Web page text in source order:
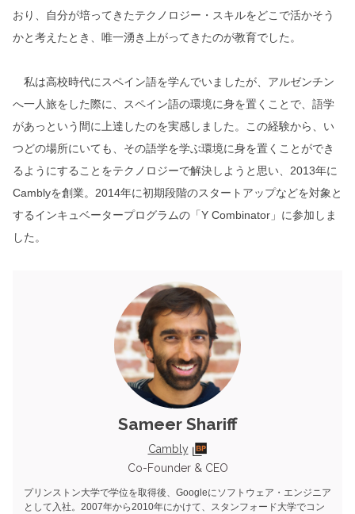
おり、自分が培ってきたテクノロジー・スキルをどこで活かそう
かと考えたとき、唯一湧き上がってきたのが教育でした。
私は高校時代にスペイン語を学んでいましたが、アルゼンチン
へ一人旅をした際に、スペイン語の環境に身を置くことで、語学
があっという間に上達したのを実感しました。この経験から、い
つどの場所にいても、その語学を学ぶ環境に身を置くことができ
るようにすることをテクノロジーで解決しようと思い、2013年に
Camblyを創業。2014年に初期段階のスタートアップなどを対象と
するインキュベータープログラムの「Y Combinator」に参加しま
した。
Sameer Shariff
Cambly
Co-Founder & CEO
プリンストン大学で学位を取得後、Googleにソフトウェア・エンジニア
として入社。2007年から2010年にかけて、スタンフォード大学でコン